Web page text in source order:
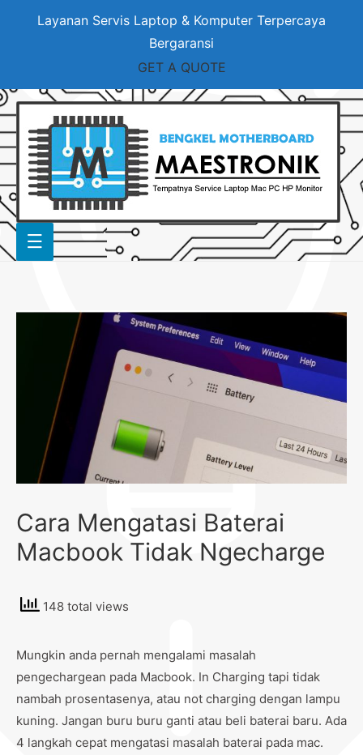
Layanan Servis Laptop & Komputer Terpercaya
Bergaransi
GET A QUOTE
Cara Mengatasi Baterai
Macbook Tidak Ngecharge
148 total views
Mungkin anda pernah mengalami masalah
pengechargean pada Macbook. In Charging tapi tidak
nambah prosentasenya, atau not charging dengan lampu
kuning. Jangan buru buru ganti atau beli baterai baru. Ada
4 langkah cepat mengatasi masalah baterai pada mac.